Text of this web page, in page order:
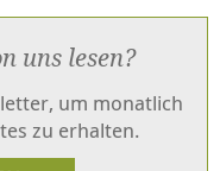
uns lesen?
um monatlich
zu erhalten.